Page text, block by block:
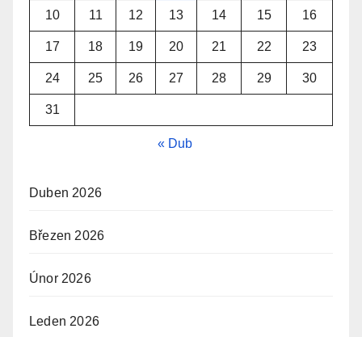
10 11 12 13 14 15 16
17 18 19 20 21 22 23
24 25 26 27 28 29 30
31
« Dub
Duben 2026
Březen 2026
Únor 2026
Leden 2026